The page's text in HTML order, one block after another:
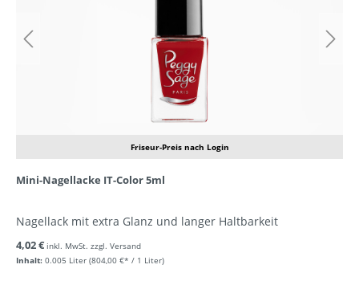
Friseur-Preis nach Login
Mini-Nagellacke IT-Color 5ml
Nagellack mit extra Glanz und langer Haltbarkeit
Inhalt: 0.005 Liter (804,00 €* / 1 Liter)
4,02 € inkl. MwSt. zzgl. Versand